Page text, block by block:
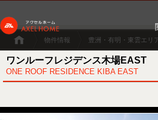
物件情報 豊洲・有明・東雲エリ
ワンルーフレジデンス木場EAST
ONE ROOF RESIDENCE KIBA EAST